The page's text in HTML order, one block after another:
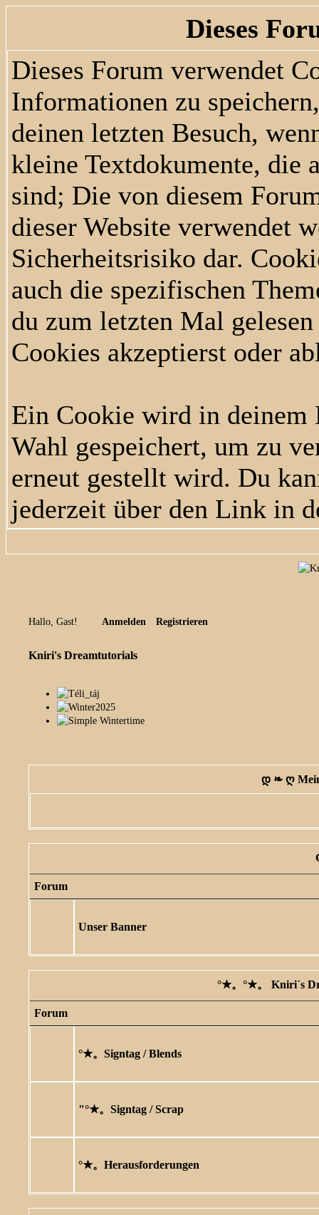
Dieses
Dieses Forum verwendet
Informationen zu
deinen letzten Besuch,
kleine Textdokumente, die
sind; Die von diesem
dieser Website verwendet
Sicherheitsrisiko dar.
auch die spezifischen
du zum letzten Mal
Cookies akzeptierst oder
Ein Cookie wird in deinem
Wahl gespeichert, um zu
erneut gestellt wird. Du
jederzeit über den Link in
Hallo, Gast! Anmelden Registrieren
Kniri's Dreamtutorials
დ ❧ ღ
Forum
Unser Banner
°★。°★。 Kniri´s
Forum
°★。Signtag / Blends
"°★。Signtag / Scrap
°★。Herausforderungen